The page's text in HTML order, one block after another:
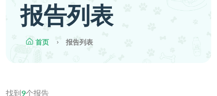
报告列表
首页 报告列表
找到9个报告